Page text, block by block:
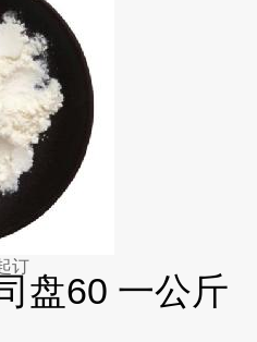
订
盘60 一公斤